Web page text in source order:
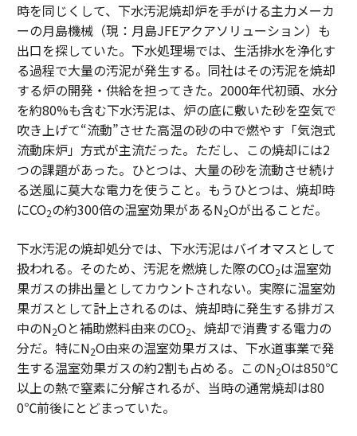
時を同じくして、下水汚泥焼却炉を手がける主力メーカ
ーの月島機械（現：月島JFEアクアソリューション）も
出口を探していた。下水処理場では、生活排水を浄化す
る過程で大量の汚泥が発生する。同社はその汚泥を焼却
する炉の開発・供給を担ってきた。2000年代初頭、水分
を約80%も含む下水汚泥は、炉の底に敷いた砂を空気で
吹き上げて“流動”させた高温の砂の中で燃やす「気泡式
流動床炉」方式が主流だった。ただし、この焼却には2
つの課題があった。ひとつは、大量の砂を流動させ続け
る送風に莫大な電力を使うこと。もうひとつは、焼却時
にCO2の約300倍の温室効果があるN2Oが出ることだ。
下水汚泥の焼却処分では、下水汚泥はバイオマスとして
扱われる。そのため、汚泥を燃焼した際のCO2は温室効
果ガスの排出量としてカウントされない。実際に温室効
果ガスとして計上されるのは、焼却時に発生する排ガス
中のN2Oと補助燃料由来のCO2、焼却で消費する電力の
分だ。特にN2O由来の温室効果ガスは、下水道事業で発
生する温室効果ガスの約2割も占める。このN2Oは850℃
以上の熱で窒素に分解されるが、当時の通常焼却は80
0℃前後にとどまっていた。